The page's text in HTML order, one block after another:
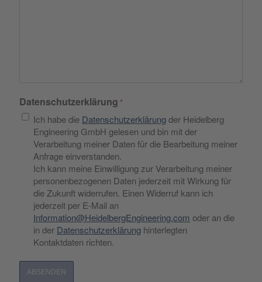
Datenschutzerklärung *
Ich habe die Datenschutzerklärungder Heidelberg
Engineering GmbH gelesen und bin mit der
Verarbeitung meiner Daten für die Bearbeitung meiner
Anfrage einverstanden.
Ich kann meine Einwilligung zur Verarbeitung meiner
personenbezogenen Daten jederzeit mit Wirkung für
die Zukunft widerrufen. Einen Widerruf kann ich
jederzeit per E-Mail an
Information@HeidelbergEngineering.com oder an die
in der Datenschutzerklärung
Kontaktdaten richten.